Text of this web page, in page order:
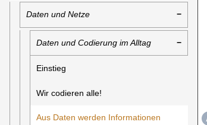
Daten und Netze
Daten und Codierung im Alltag
Einstieg
Wir codieren alle!
Aus Daten werden Informationen